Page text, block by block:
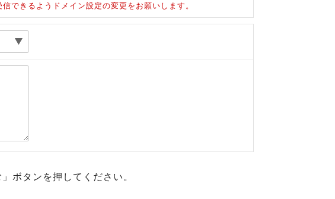
できるようドメイン設定の変更をお願いします。
ボタンを押してください。